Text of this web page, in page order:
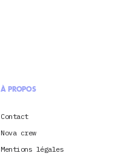
À PROPOS
Contact
Nova crew
Mentions légales